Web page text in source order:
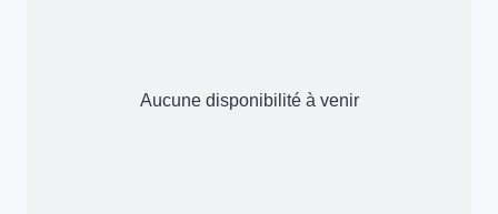
Aucune disponibilité à venir